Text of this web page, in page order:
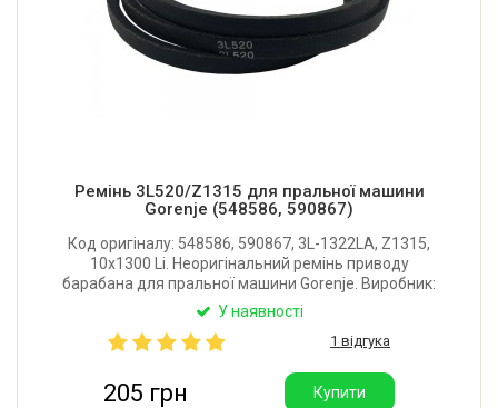
Ремінь 3L520/Z1315 для пральної машини
Gorenje (548586, 590867)
Код оригіналу: 548586, 590867, 3L-1322LA, Z1315,
10x1300 Li. Неоригінальний ремінь приводу
барабана для пральної машини Gorenje. Виробник:
Китай.
У наявності
1 відгука
205 грн Купити